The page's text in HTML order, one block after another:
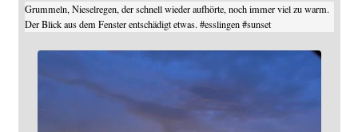
Grummeln, Nieselregen, der schnell wieder aufhörte, noch immer viel zu warm.
Der Blick aus dem Fenster entschädigt etwas.#esslingen #sunset